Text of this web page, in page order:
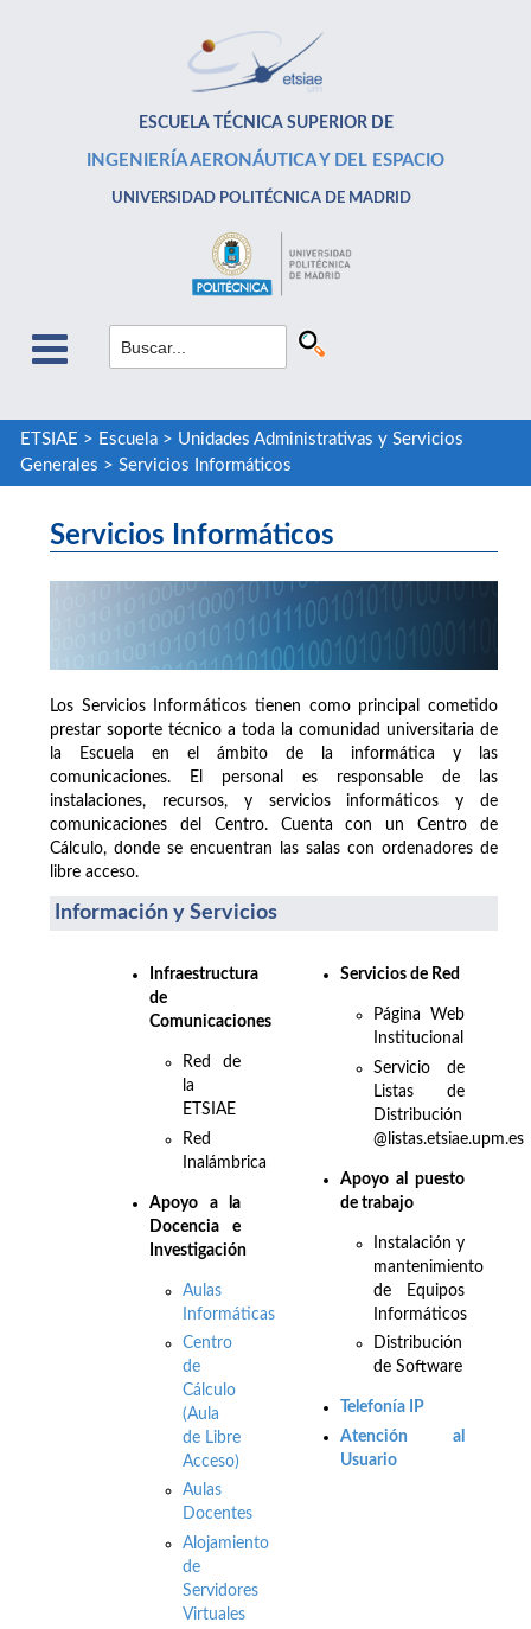
ESCUELA TÉCNICA SUPERIOR DE
INGENIERÍA AERONÁUTICA Y DEL ESPACIO
UNIVERSIDAD POLITÉCNICA DE MADRID
ETSIAE > Escuela> Unidades Administrativas y Servicios
Generales > Servicios Informáticos
Servicios Informáticos
Los Servicios Informáticos tienen como principal cometido
prestar soporte técnico a toda la comunidad universitaria de
la Escuela en el ámbito de la informática y las
comunicaciones. El personal es responsable de las
instalaciones, recursos, y servicios informáticos y de
comunicaciones del Centro. Cuenta con un Centro de
Cálculo, donde se encuentran las salas con ordenadores de
libre acceso.
Información y Servicios
Infraestructura
de
Comunicaciones
Red de
la
ETSIAE
Red
Inalámbrica
Apoyo a la
Docencia e
Investigación
Aulas
Informáticas
Centro
de
Cálculo
(Aula
de Libre
Acceso)
Aulas
Docentes
Alojamiento
de
Servidores
Virtuales
Servicios de Red
Página Web
Institucional
Servicio de
Listas de
Distribución
@listas.etsiae.upm.es
Apoyo al puesto
de trabajo
Instalación y
mantenimiento
de Equipos
Informáticos
Distribución
de Software
Telefonía IP
Atención al
Usuario